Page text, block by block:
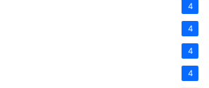
4
4
4
4